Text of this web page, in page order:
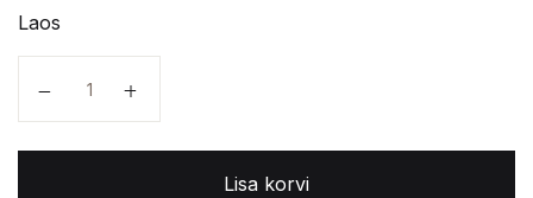
Laos
Lisa korvi